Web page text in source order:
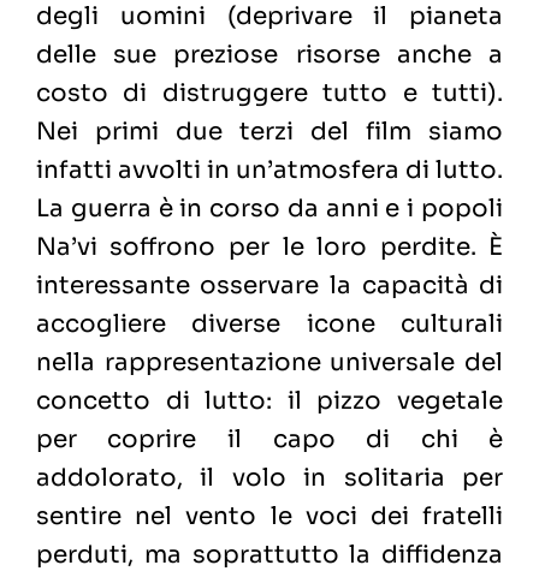
degli uomini (deprivare il pianeta
delle sue preziose risorse anche a
costo di distruggere tutto e tutti).
Nei primi due terzi del film siamo
infatti avvolti in un’atmosfera di lutto.
La guerra è in corso da anni e i popoli
Na’vi soffrono per le loro perdite. È
interessante osservare la capacità di
accogliere diverse icone culturali
nella rappresentazione universale del
concetto di lutto: il pizzo vegetale
per coprire il capo di chi è
addolorato, il volo in solitaria per
sentire nel vento le voci dei fratelli
perduti, ma soprattutto la diffidenza